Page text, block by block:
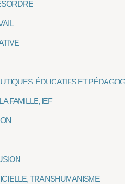
ÉDUCATIFS ET
FAMILLE, IEF
TRANSHUMANISME